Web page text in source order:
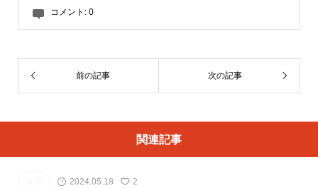
コメント: 0
前の記事 次の記事
関連記事
2024.05.18 2